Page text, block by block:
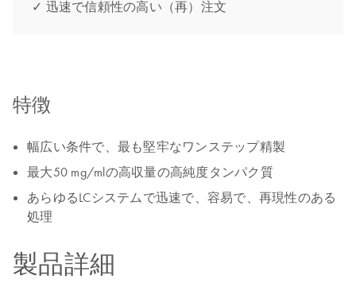
✓ 迅速で信頼性の高い（再）注文
特徴
幅広い条件で、最も堅牢なワンステップ精製
最大50 mg/mlの高収量の高純度タンパク質
あらゆるLCシステムで迅速で、容易で、再現性のある
処理
製品詳細